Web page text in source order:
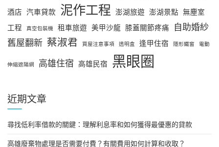
酒店 汽車貸款 泥作工程 澎湖旅遊 澎湖景點 無塵室
工程
真空包裝機 租車旅遊 美甲沙龍 膝蓋關節疼痛
自助婚紗
舊屋翻新 蔡淑君 買屋注意事項 透明盒 逢甲住宿 隱形鐵窗 電動
伸縮遮陽網 高雄住宿 高雄民宿 黑眼圈
近期文章
尋找低利率借款的關鍵：理解利息率和如何獲得最優惠的貸款
高雄廢棄物處理是否需要付費？有關費用如何計算和收取？